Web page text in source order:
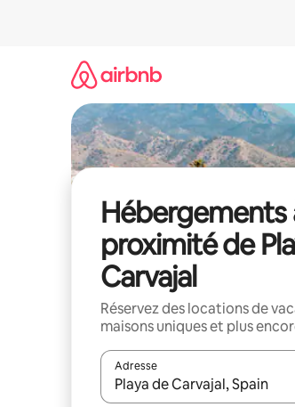
Hébergements
proximité de
Carvajal
Réservez des locations de
maisons uniques et plus
Adresse
Lorsque les résultats